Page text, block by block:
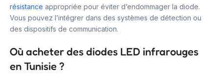
résistance appropriée pour éviter d’endommager la diode.
Vous pouvez l’intégrer dans des systèmes de détection ou
des dispositifs de communication.
Où acheter des diodes LED infrarouges
en Tunisie ?